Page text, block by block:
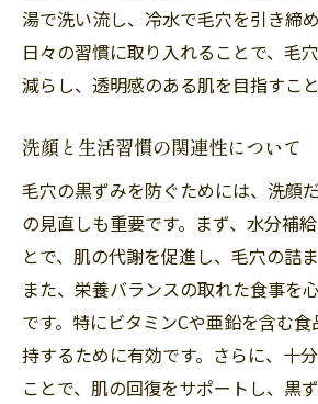
湯で洗い流し、冷水で毛穴を引き締
日々の習慣に取り入れることで、毛
減らし、透明感のある肌を目指すこと
洗顔と生活習慣の関連性について
毛穴の黒ずみを防ぐためには、洗顔
の見直しも重要です。まず、水分補
とで、肌の代謝を促進し、毛穴の詰
また、栄養バランスの取れた食事を
です。特にビタミンCや亜鉛を含む
持するために有効です。さらに、十
ことで、肌の回復をサポートし、黒